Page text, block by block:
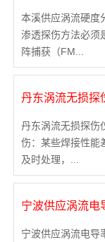
本溪供应涡流硬度
渗透探伤方法必须
阵捕获（FM...
丹东涡流无损探
丹东涡流无损探伤
伤：某些焊接性能
及时处理，...
宁波供应涡流电
宁波供应涡流电导